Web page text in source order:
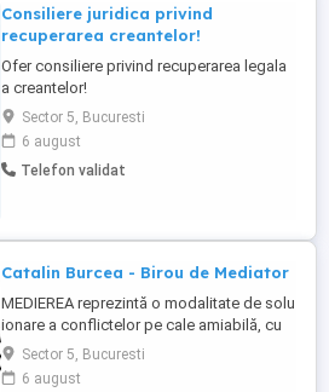
Consiliere juridica privind
recuperarea creantelor!
Ofer consiliere privind recuperarea legala
a creantelor!
Sector 5, Bucuresti
6 august
Telefon validat
Catalin Burcea - Birou de Mediator
MEDIEREA reprezintă o modalitate de solu
ionare a conflictelor pe cale amiabilă, cu
ajutorul unei ter e persoane specializate în
calitate de mediator, în condi ii de
Sector 5, Bucuresti
6 august